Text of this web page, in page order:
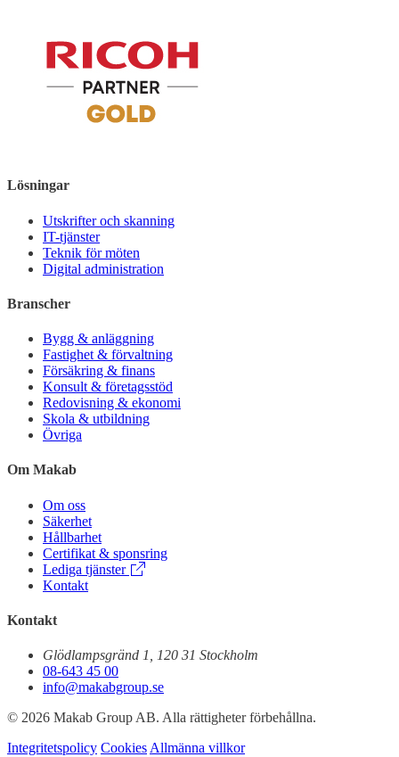
Lösningar
Utskrifter och skanning
IT-tjänster
Teknik för möten
Digital administration
Branscher
Bygg & anläggning
Fastighet & förvaltning
Försäkring & finans
Konsult & företagsstöd
Redovisning & ekonomi
Skola & utbildning
Övriga
Om Makab
Om oss
Säkerhet
Hållbarhet
Certifikat & sponsring
Lediga tjänster
Kontakt
Kontakt
Glödlampsgränd 1, 120 31 Stockholm
08-643 45 00
info@makabgroup.se
© 2026 Makab Group AB. Alla rättigheter förbehållna.
Integritetspolicy Cookies Allmänna villkor